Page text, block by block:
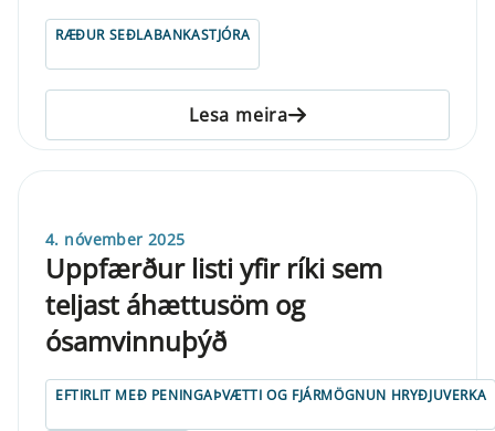
RÆÐUR SEÐLABANKASTJÓRA
Lesa meira
4. nóvember 2025
Uppfærður listi yfir ríki sem
teljast áhættusöm og
ósamvinnuþýð
EFTIRLIT MEÐ PENINGAÞVÆTTI OG FJÁRMÖGNUN HRYÐJUVERKA